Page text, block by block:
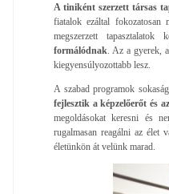
A tiniként szerzett társas
fiatalok ezáltal fokozatosan
megszerzett tapasztalatok
formálódnak . Az a gyerek,
kiegyensúlyozottabb lesz.
A szabad programok
fejlesztik a képzelőerőt és
megoldásokat keresni és
rugalmasan reagálni az élet
életünkön át velünk marad.